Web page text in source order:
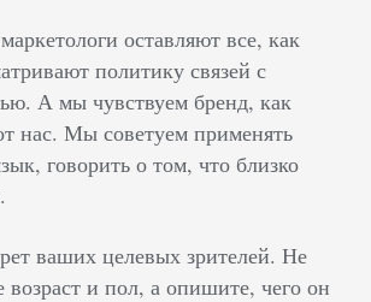
оставляют все, как
политику связей с
А мы чувствуем бренд, как
нас. Мы советуем применять
говорить о том, что близко
ваших целевых зрителей. Не
возраст и пол, а опишите, чего он